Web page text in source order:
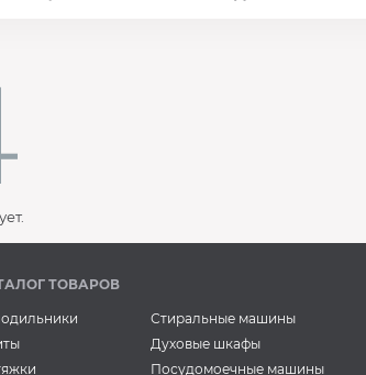
ТОВАРОВ
Стиральные машины
Духовые шкафы
Посудомоечные машины